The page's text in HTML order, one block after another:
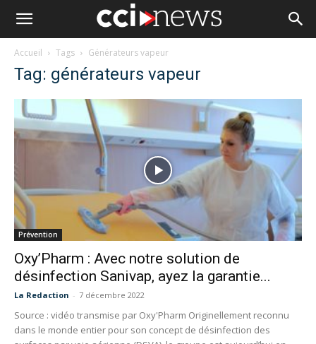
Accueil Tags Générateurs vapeur
Tag: générateurs vapeur
Prévention
Oxy’Pharm : Avec notre solution de
désinfection Sanivap, ayez la garantie...
La Redaction - 7 décembre 2022
Source : vidéo transmise par Oxy'Pharm Originellement reconnu
dans le monde entier pour son concept de désinfection des